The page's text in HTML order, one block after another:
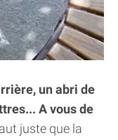
un abri de
A vous de
juste que la